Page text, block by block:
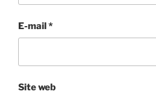
E-mail*
Site web